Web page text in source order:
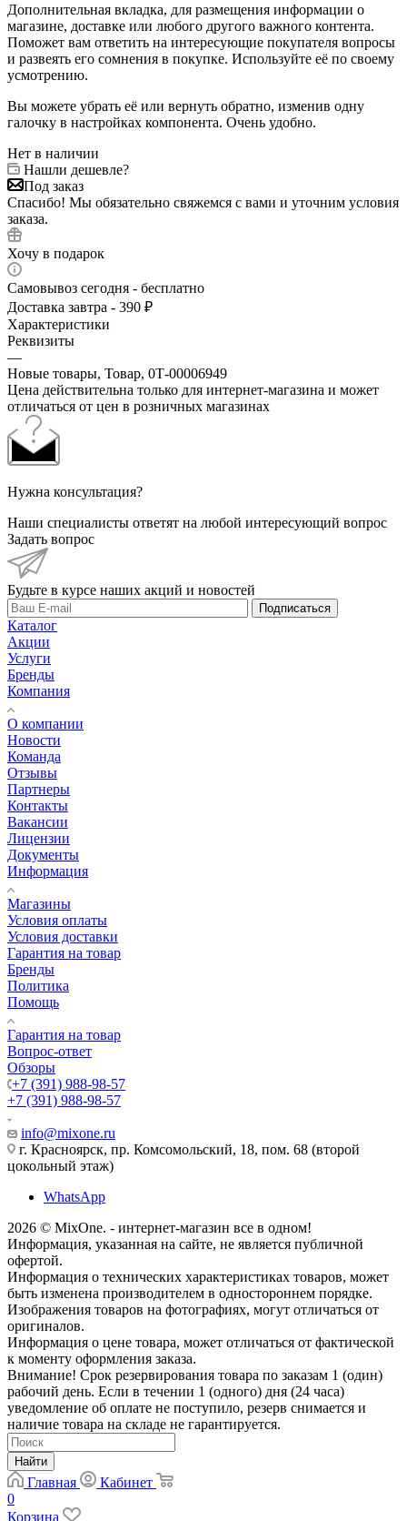
Дополнительная вкладка, для размещения информации о
магазине, доставке или любого другого важного контента.
Поможет вам ответить на интересующие покупателя вопросы
и развеять его сомнения в покупке. Используйте её по своему
усмотрению.
Вы можете убрать её или вернуть обратно, изменив одну
галочку в настройках компонента. Очень удобно.
Нет в наличии
Нашли дешевле?
Под заказ
Спасибо! Мы обязательно свяжемся с вами и уточним условия
заказа.
Хочу в подарок
Самовывоз сегодня - бесплатно
Доставка завтра - 390 ₽
Характеристики
Реквизиты
—
Новые товары, Товар, 0Т-00006949
Цена действительна только для интернет-магазина и может
отличаться от цен в розничных магазинах
Нужна консультация?
Наши специалисты ответят на любой интересующий вопрос
Задать вопрос
Будьте в курсе наших акций и новостей
Подписаться
Каталог
Акции
Услуги
Бренды
Компания
О компании
Новости
Команда
Отзывы
Партнеры
Контакты
Вакансии
Лицензии
Документы
Информация
Магазины
Условия оплаты
Условия доставки
Гарантия на товар
Бренды
Политика
Помощь
Гарантия на товар
Вопрос-ответ
Обзоры
+7 (391) 988-98-57
+7 (391) 988-98-57
info@mixone.ru
г. Красноярск, пр. Комсомольский, 18, пом. 68 (второй
цокольный этаж)
WhatsApp
2026 © MixOne. - интернет-магазин все в одном!
Информация, указанная на сайте, не является публичной
офертой.
Информация о технических характеристиках товаров, может
быть изменена производителем в одностороннем порядке.
Изображения товаров на фотографиях, могут отличаться от
оригиналов.
Информация о цене товара, может отличаться от фактической
к моменту оформления заказа.
Внимание! Срок резервирования товара по заказам 1 (один)
рабочий день. Если в течении 1 (одного) дня (24 часа)
уведомление об оплате не поступило, резерв снимается и
наличие товара на складе не гарантируется.
Найти
Главная
Кабинет
0
Корзина